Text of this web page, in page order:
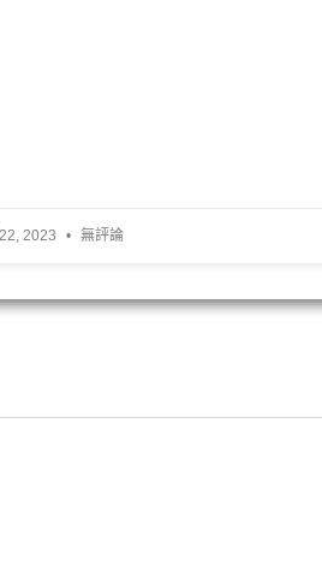
2023 無評論